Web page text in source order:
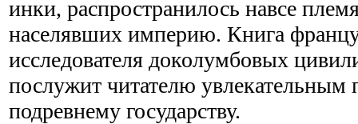
инки, распространилось навсе
населявших империю. Книга
исследователя доколумбовых
послужит читателю увлекательным
подревнему государству.